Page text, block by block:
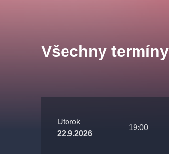
Všechny termíny
Utorok
22.9.2026
19:00